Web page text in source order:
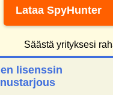
Lataa SpyHunter
Säästä yrityksesi
lisenssin